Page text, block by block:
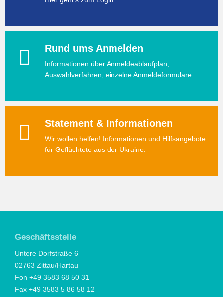
Rund ums Anmelden
Informationen über Anmeldeablaufplan,
Auswahlverfahren, einzelne Anmeldeformulare
Statement & Informationen
Wir wollen helfen! Informationen und Hilfsangebote
für Geflüchtete aus der Ukraine.
Geschäftsstelle
Untere Dorfstraße 6
02763 Zittau/Hartau
Fon +49 3583 68 50 31
Fax +49 3583 5 86 58 12